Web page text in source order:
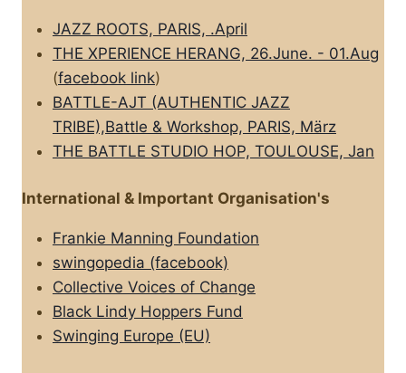
JAZZ ROOTS, PARIS, .April
THE XPERIENCE HERANG, 26.June. - 01.Aug
(facebook link)
BATTLE-AJT (AUTHENTIC JAZZ
TRIBE),Battle & Workshop, PARIS, März
THE BATTLE STUDIO HOP, TOULOUSE, Jan
International & Important Organisation's
Frankie Manning Foundation
swingopedia (facebook)
Collective Voices of Change
Black Lindy Hoppers Fund
Swinging Europe (EU)